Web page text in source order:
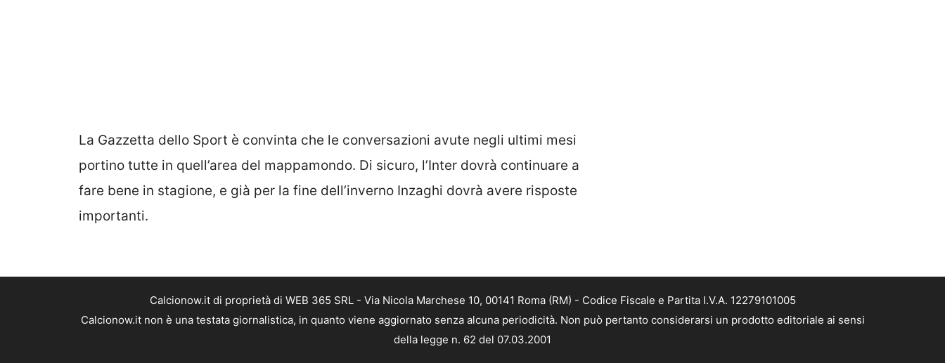
La Gazzetta dello Sport è convinta che le conversazioni avute negli ultimi mesi
portino tutte in quell’area del mappamondo. Di sicuro, l’Inter dovrà continuare a
fare bene in stagione, e già per la fine dell’inverno Inzaghi dovrà avere risposte
importanti.
Calcionow.it di proprietà di WEB 365 SRL - Via Nicola Marchese 10, 00141 Roma (RM) - Codice Fiscale e Partita I.V.A. 12279101005
Calcionow.it non è una testata giornalistica, in quanto viene aggiornato senza alcuna periodicità. Non può pertanto considerarsi un prodotto editoriale ai sensi
della legge n. 62 del 07.03.2001